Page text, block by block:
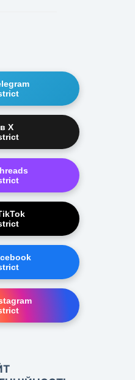
X